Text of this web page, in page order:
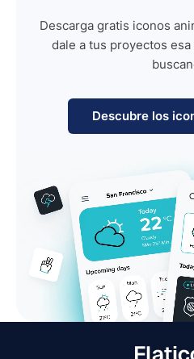
Descarga gratis iconos
dale a tus proyectos
Descubre los